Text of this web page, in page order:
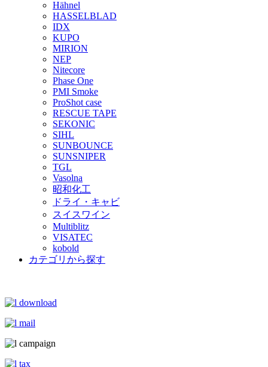
Hähnel
HASSELBLAD
IDX
KUPO
MIRION
NEP
Nitecore
Phase One
PMI Smoke
ProShot case
RESCUE TAPE
SEKONIC
SIHL
SUNBOUNCE
SUNSNIPER
TGL
Vasolna
昭和化工
ドライ・キャビ
スイスワイン
Multiblitz
VISATEC
kobold
カテゴリから探す